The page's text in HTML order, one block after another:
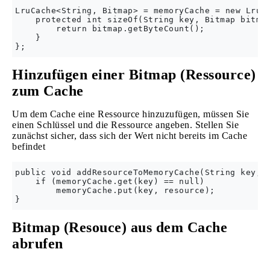
LruCache<String, Bitmap> = memoryCache = new
protected int sizeOf(String key, Bitmap
        return bitmap.getByteCount();
    }
Hinzufügen einer Bitmap (Ressource)
zum Cache
Um dem Cache eine Ressource hinzuzufügen, müssen Sie
einen Schlüssel und die Ressource angeben. Stellen Sie
zunächst sicher, dass sich der Wert nicht bereits im Cache
befindet
public void addResourceToMemoryCache(String
    if (memoryCache.get(key) == null)
        memoryCache.put(key, resource);
Bitmap (Resouce) aus dem Cache
abrufen